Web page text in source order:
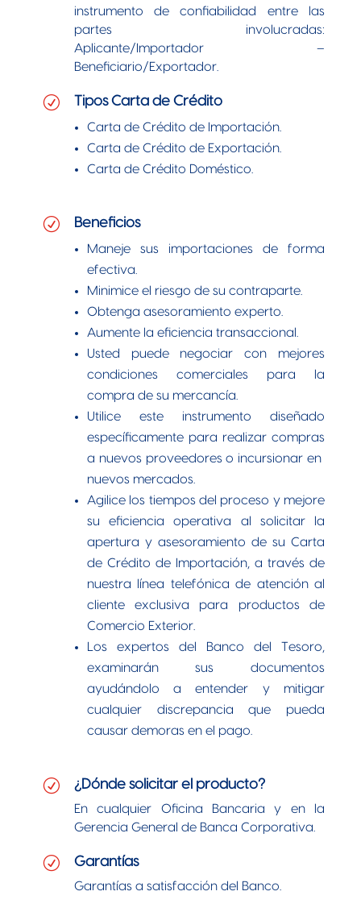
NUESTRO
BANCO
PERSONAS
EMPRESAS
Tesoro
Enlínea
instrumento de confiabilidad entre las
partes involucradas:
Aplicante/Importador –
Beneficiario/Exportador.
R Tipos Carta de Crédito
Carta de Crédito de Importación.
Carta de Crédito de Exportación.
Carta de Crédito Doméstico.
R Beneficios
Maneje sus importaciones de forma
efectiva.
Minimice el riesgo de su contraparte.
Obtenga asesoramiento experto.
Aumente la eficiencia transaccional.
Usted puede negociar con mejores
condiciones comerciales para la
compra de su mercancía.
Utilice este instrumento diseñado
específicamente para realizar compras
a nuevos proveedores o incursionar en
nuevos mercados.
Agilice los tiempos del proceso y mejore
su eficiencia operativa al solicitar la
apertura y asesoramiento de su Carta
de Crédito de Importación, a través de
nuestra línea telefónica de atención al
cliente exclusiva para productos de
Comercio Exterior.
Los expertos del Banco del Tesoro,
examinarán sus documentos
ayudándolo a entender y mitigar
cualquier discrepancia que pueda
causar demoras en el pago.
R ¿Dónde solicitar el producto?
En cualquier Oficina Bancaria y en la
Gerencia General de Banca Corporativa.
R Garantías
Garantías a satisfacción del Banco.